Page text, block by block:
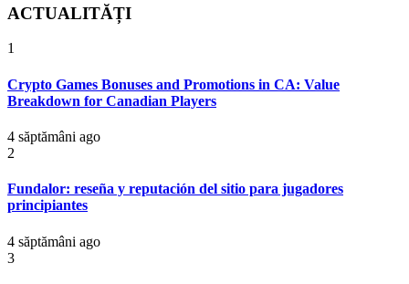
ACTUALITĂȚI
1
Crypto Games Bonuses and Promotions in CA: Value
Breakdown for Canadian Players
4 săptămâni ago
2
Fundalor: reseña y reputación del sitio para jugadores
principiantes
4 săptămâni ago
3